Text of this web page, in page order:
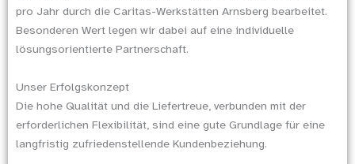
pro Jahr durch die Caritas-Werkstätten Arnsberg bearbeitet.
Besonderen Wert legen wir dabei auf eine individuelle
lösungsorientierte Partnerschaft.
Unser Erfolgskonzept
Die hohe Qualität und die Liefertreue, verbunden mit der
erforderlichen Flexibilität, sind eine gute Grundlage für eine
langfristig zufriedenstellende Kundenbeziehung.